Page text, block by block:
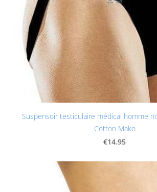
Suspensoir testiculaire médical homme
Cotton Mako
€14.95